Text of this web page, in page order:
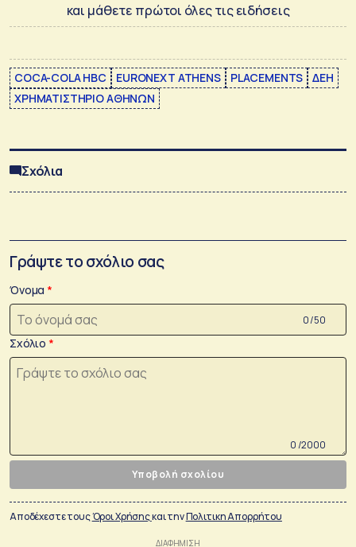
και μάθετε πρώτοι όλες τις ειδήσεις
COCA-COLA HBC EURONEXT ATHENS PLACEMENTS
ΔΕΗ
ΧΡΗΜΑΤΙΣΤΗΡΙΟ ΑΘΗΝΩΝ
Σχόλια
Γράψτε το σχόλιο σας
Όνομα
0 /50
Σχόλιο
0 /2000
Υποβολή σχολίου
Αποδέχεστε τουςΌροι Χρήσηςκαι τηνΠολιτικη Απορρήτου